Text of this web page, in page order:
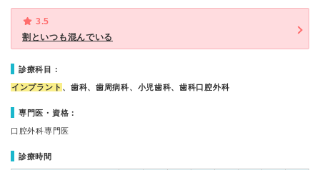
3.5
割といつも混んでいる
診療科目：
インプラント 、歯科、歯周病科、小児歯科、歯科口腔外科
専門医・資格：
口腔外科専門医
診療時間